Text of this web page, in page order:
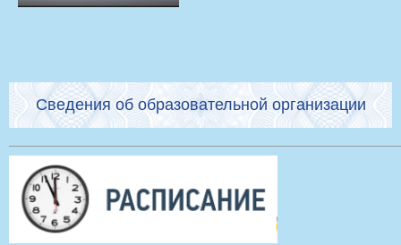
Сведения об образовательной организации